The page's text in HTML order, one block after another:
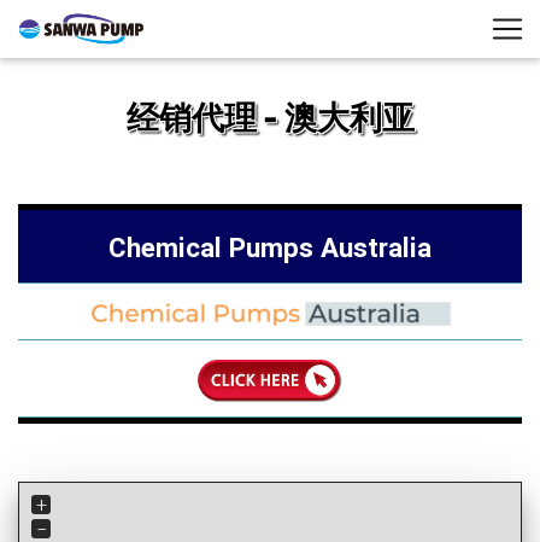
经销代理 - 澳大利亚
Chemical Pumps Australia
+
−